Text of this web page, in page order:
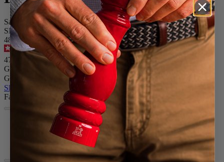
Salzmühle, 10 cm, Edelstahl, verkupfert
SKU
4803700
5/5-4Bewertungen
47,90 €
Größe
Gewürz
Skip the carrousel
Farbe
Verkupfert
Edelstahl
Edelstahl